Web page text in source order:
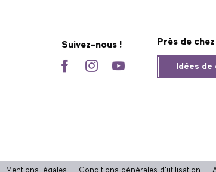
Suivez-nous ! Près de
Idées